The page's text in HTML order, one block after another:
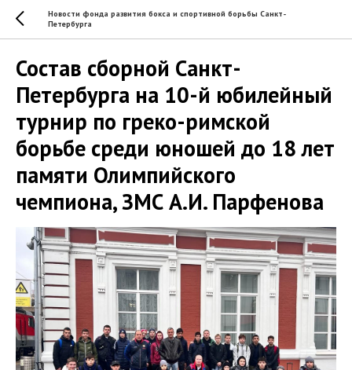
Новости фонда развития бокса и спортивной борьбы Санкт-
Петербурга
Состав сборной Санкт-
Петербурга на 10-й юбилейный
турнир по греко-римской
борьбе среди юношей до 18 лет
памяти Олимпийского
чемпиона, ЗМС А.И. Парфенова